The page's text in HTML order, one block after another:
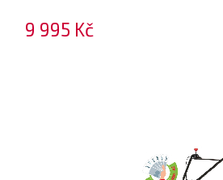
9 995 Kč